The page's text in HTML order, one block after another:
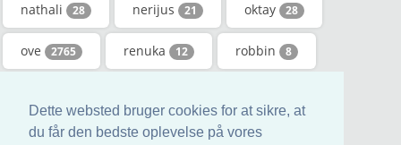
Dette websted bruger cookies for at sikre, at
du får den bedste oplevelse på vores
nathali 28 nerijus 21 oktay 28
ove 2765 renuka 12 robbin 8
tasneem 12 tudor 11 yakup